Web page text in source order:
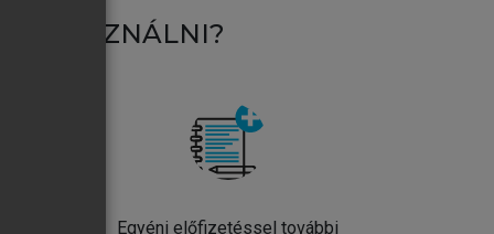
HASZNÁLNI?
Egyéni előfizetéssel további